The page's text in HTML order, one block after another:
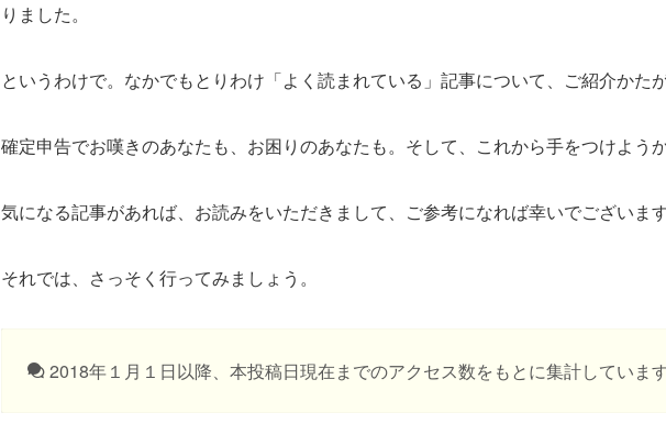
りました。
というわけで。なかでもとりわけ「よく読まれている」記事について、ご紹介かた
確定申告でお嘆きのあなたも、お困りのあなたも。そして、これから手をつけよう
気になる記事があれば、お読みをいただきまして、ご参考になれば幸いでございます
それでは、さっそく行ってみましょう。
2018年１月１日以降、本投稿日現在までのアクセス数をもとに集計していま